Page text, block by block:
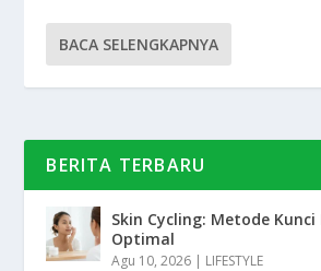
BACA SELENGKAPNYA
BERITA TERBARU
Skin Cycling: Metode
Optimal
Agu 10, 2026 | LIFESTYLE